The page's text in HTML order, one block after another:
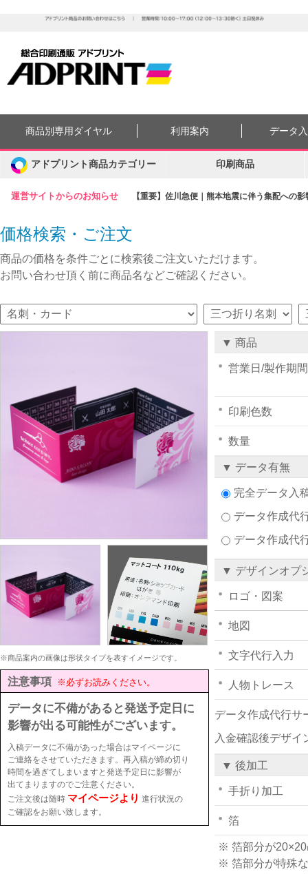
運営サイトからのお知らせ 【重要】佐川急便｜熊本地震に伴う集配への
商品別専用ダイヤル 利用案内 データ
アドプリント商品カテゴリー 印刷商品
価格検索・ご注文
商品の価格を条件ごとに検索後ご注文いただけます。
お問い合わせ頂く前に商品名などご確認ください。
※商品案内の画像は形状タイプを表すイメージです。
注意事項 ※必ずお読みください。
データに不備があると発送予定日に
影響が出る可能性がございます。
入稿データに不備があった場合はマイページに
ご連絡をさせていただきます。再入稿が締め切り
時間を過ぎてしまいますと発送予定日に影響が
出てまりますのでご注意ください。
ご注文後は随時 マイページより 進行状況の
ご確認をお願い致します。
▼ 商品
営業日/製作期間
印刷色数
数量
▼ データ有無
完全データ入
データ作成代
データ作成代
▼ デザインオプ
ロゴ・図案
地図
文字代行入力
人物トレース
データ作成代行サ
入金確認後デザイ
▼ 後加工
手折り加工
箔
※ 箔部分が20×20
※ 箔部分が特殊